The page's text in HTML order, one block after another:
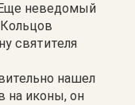
неведомый
святителя
нашел
на иконы, он